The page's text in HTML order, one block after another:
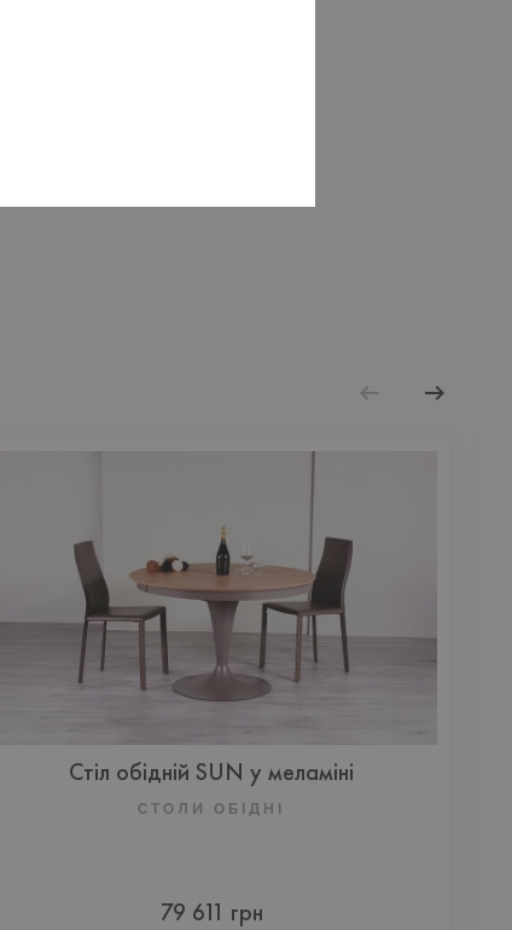
Стіл обідній SUN у меламіні
СТОЛИ ОБІДНІ
79 611 грн